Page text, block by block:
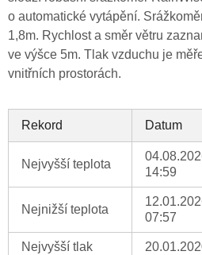
o automatické vytápění.
1,8m. Rychlost a směr větru
ve výšce 5m. Tlak vzduchu je
vnitřních prostorách.
Rekord Datum
Nejvyšší teplota
14:59
Nejnižší teplota
07:57
Nejvyšší tlak